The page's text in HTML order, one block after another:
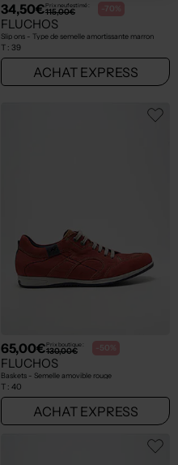
34,50€Prix neuf estimé :
115,00€ -70%
FLUCHOS
Slip ons - Type de semelle amortissante marron
T : 39
ACHAT EXPRESS
65,00€Prix boutique :
130,00€ -50%
FLUCHOS
Baskets - Semelle amovible rouge
T : 40
ACHAT EXPRESS